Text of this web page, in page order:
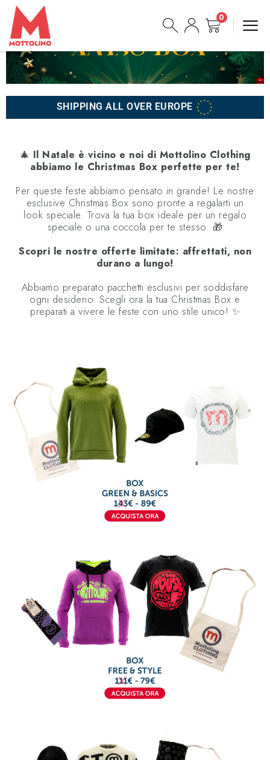
0
SHIPPING ALL OVER EUROPE
🎄 Il Natale è vicino e noi di Mottolino Clothing
abbiamo le Christmas Box perfette per te!
Per queste feste abbiamo pensato in grande! Le nostre
esclusive Christmas Box sono pronte a regalarti un
look speciale. Trova la tua box ideale per un regalo
speciale o una coccola per te stesso. 🎁
Scopri le nostre offerte limitate: affrettati, non
durano a lungo!
Abbiamo preparato pacchetti esclusivi per soddisfare
ogni desiderio. Scegli ora la tua Christmas Box e
preparati a vivere le feste con uno stile unico! ✨